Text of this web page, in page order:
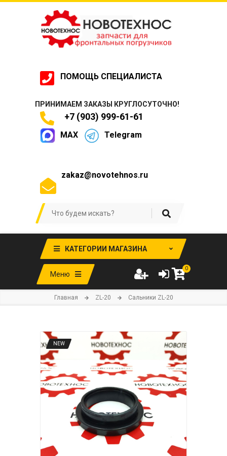
ПОМОЩЬ СПЕЦИАЛИСТА
ПРИНИМАЕМ ЗАКАЗЫ КРУГЛОСУТОЧНО!
+7 (903) 999-61-61
MAX Telegram
zakaz@novotehnos.ru
КАТЕГОРИИ МАГАЗИНА
Меню
0
Главная ZL-20 Сальники ZL-20
NEW